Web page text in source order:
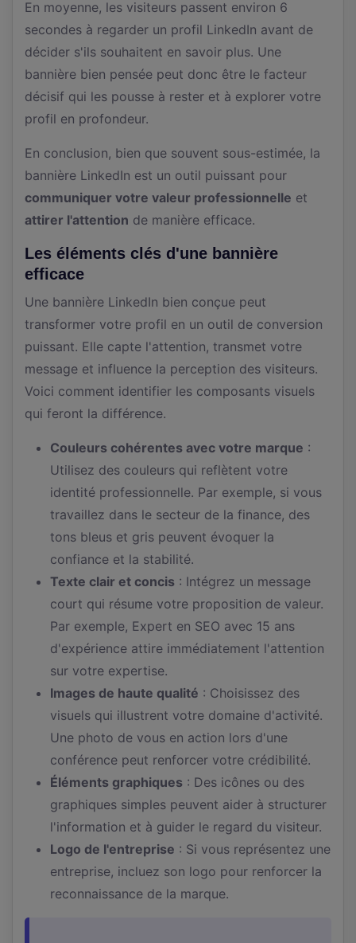
En moyenne, les visiteurs passent environ 6
secondes à regarder un profil LinkedIn avant de
décider s'ils souhaitent en savoir plus. Une
bannière bien pensée peut donc être le facteur
décisif qui les pousse à rester et à explorer votre
profil en profondeur.
En conclusion, bien que souvent sous-estimée, la
bannière LinkedIn est un outil puissant pour
communiquer votre valeur professionnelle et
attirer l'attention de manière efficace.
Les éléments clés d'une bannière
efficace
Une bannière LinkedIn bien conçue peut
transformer votre profil en un outil de conversion
puissant. Elle capte l'attention, transmet votre
message et influence la perception des visiteurs.
Voici comment identifier les composants visuels
qui feront la différence.
Couleurs cohérentes avec votre marque :
Utilisez des couleurs qui reflètent votre
identité professionnelle. Par exemple, si vous
travaillez dans le secteur de la finance, des
tons bleus et gris peuvent évoquer la
confiance et la stabilité.
Texte clair et concis : Intégrez un message
court qui résume votre proposition de valeur.
Par exemple, Expert en SEO avec 15 ans
d'expérience attire immédiatement l'attention
sur votre expertise.
Images de haute qualité : Choisissez des
visuels qui illustrent votre domaine d'activité.
Une photo de vous en action lors d'une
conférence peut renforcer votre crédibilité.
Éléments graphiques : Des icônes ou des
graphiques simples peuvent aider à structurer
l'information et à guider le regard du visiteur.
Logo de l'entreprise : Si vous représentez une
entreprise, incluez son logo pour renforcer la
reconnaissance de la marque.